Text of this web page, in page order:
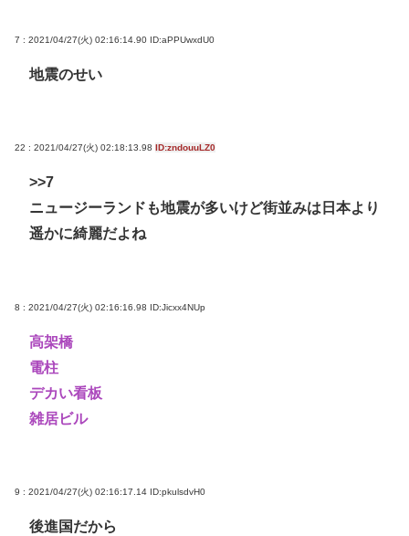
7 : 2021/04/27(火) 02:16:14.90 ID:aPPUwxdU0
地震のせい
22 : 2021/04/27(火) 02:18:13.98 ID:zndouuLZ0
>>7
ニュージーランドも地震が多いけど街並みは日本より
遥かに綺麗だよね
8 : 2021/04/27(火) 02:16:16.98 ID:Jicxx4NUp
高架橋
電柱
デカい看板
雑居ビル
9 : 2021/04/27(火) 02:16:17.14 ID:pkulsdvH0
後進国だから